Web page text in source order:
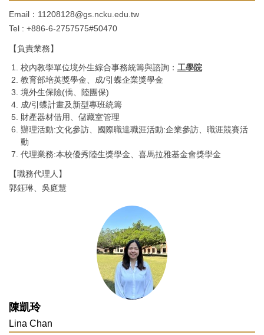
Email：11208128@gs.ncku.edu.tw
Tel : +886-6-2757575#50470
【負責業務】
校內教學單位境外生綜合事務統籌與諮詢： 工學院
教育部培英獎學金、成/引蝶企業獎學金
境外生保險(僑、陸團保)
成/引蝶計畫及新型專班統籌
財產器材借用、儲藏室管理
辦理活動:文化參訪、國際職達職涯活動:企業參訪、職涯競賽活
動
代理業務:本校優秀陸生獎學金、喜馬拉雅基金會獎學金
【職務代理人】
郭鈺琳、吳庭慧
陳凱玲
Lina Chan